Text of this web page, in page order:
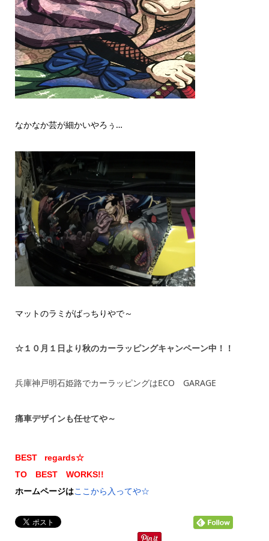
なかなか芸が細かいやろぅ…
マットのラミがばっちりやで～
☆１０月１日より秋のカーラッピングキャンペーン中！！
兵庫神戸明石姫路でカーラッピングはECO GARAGE
痛車デザインも任せてや～
BEST regards☆
TO BEST WORKS!!
ホームページはここから入ってや☆